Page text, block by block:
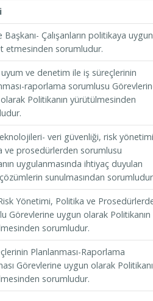
Başkanı- Çalışanların politikaya uygun
etmesinden sorumludur.
ve denetim ile iş süreçlerinin
raporlama sorumlusu
Politikanın yürütülmesinden
veri güvenliği, risk
ve prosedürlerden sorumlusu
uygulanmasında ihtiyaç duyulan
sunulmasından
Yönetimi, Politika ve
Görevlerine uygun olarak Politikanın
sorumludur.
Planlanması-Raporlama
Görevlerine uygun olarak
sorumludur.